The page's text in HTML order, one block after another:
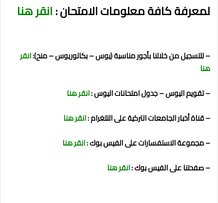
لمعرفة كافة معلومات الامتحان :انقر هنا
– للتسجيل من خلالنا بأجور مناسبة (يوس – بكالوريوس – منح):انقر
هنا
– تقويم اليوس – جدول امتحانات اليوس :انقر هنا
– قناة أخبار الجامعات التركية على التلغرام :انقر هنا
– مجموعة الاستفسارات على الفيس بوك :انقر هنا
– صفحتنا على الفيس بوك :انقر هنا